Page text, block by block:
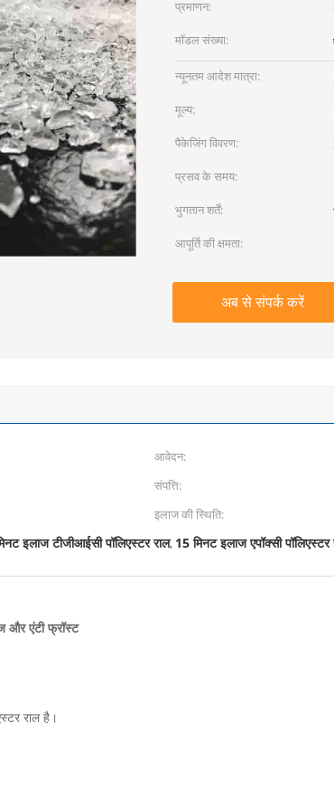
प्रमाणन:
मॉडल संख्या:
न्यूनतम आदेश मात्रा:
मूल्य:
पैकेजिंग विवरण:
प्रसव के समय:
भुगतान शर्तें:
आपूर्ति की क्षमता:
अब से संपर्क करें
आवेदन:
संपत्ति:
इलाज की स्थिति:
इलाज टीजीआईसी पॉलिएस्टर राल, 15 मिनट इलाज एपॉक्सी पॉलिएस्टर
और एंटी फ्रॉस्ट
राल है।